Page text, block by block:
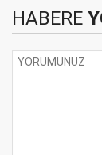
HABERE